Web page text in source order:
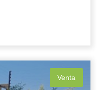
Venta